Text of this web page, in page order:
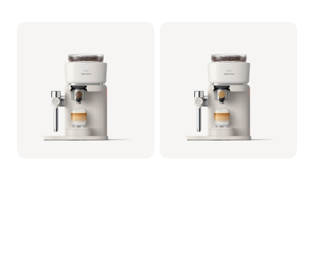
Porte-filtre - Bois de Noyer
BAR401/07 | Philips
524,99 €
Porte-filtre - Bois de Hêtre
BAR401/06 | Philips
524,99 €